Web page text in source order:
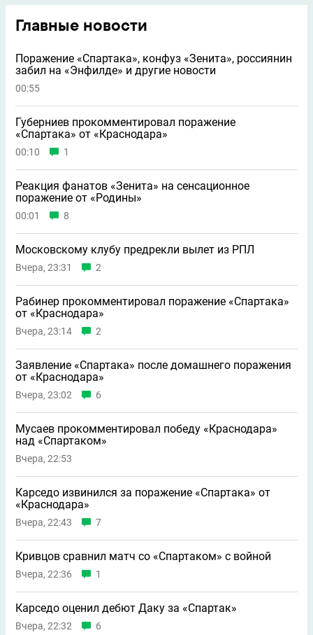
Главные новости
Поражение «Спартака», конфуз «Зенита», россиянин
забил на «Энфилде» и другие новости
00:55
Губерниев прокомментировал поражение
«Спартака» от «Краснодара»
00:10 1
Реакция фанатов «Зенита» на сенсационное
поражение от «Родины»
00:01 8
Московскому клубу предрекли вылет из РПЛ
Вчера, 23:31 2
Рабинер прокомментировал поражение «Спартака»
от «Краснодара»
Вчера, 23:14 2
Заявление «Спартака» после домашнего поражения
от «Краснодара»
Вчера, 23:02 6
Мусаев прокомментировал победу «Краснодара»
над «Спартаком»
Вчера, 22:53
Карседо извинился за поражение «Спартака» от
«Краснодара»
Вчера, 22:43 7
Кривцов сравнил матч со «Спартаком» с войной
Вчера, 22:36 1
Карседо оценил дебют Даку за «Спартак»
Вчера, 22:32 6